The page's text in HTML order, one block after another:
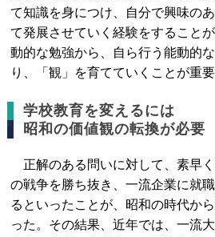
て知識を身につけ、自分で興味の
て発展させていく経験をすること
動的な勉強から、自ら行う能動的
り、「観」を育てていくことが重要
学校教育を変えるには
昭和の価値観の転換が必要
正解のある問いに対して、素早
の戦争を勝ち抜き、一流企業に就
るといったことが、昭和の時代か
った。その結果、近年では、一流